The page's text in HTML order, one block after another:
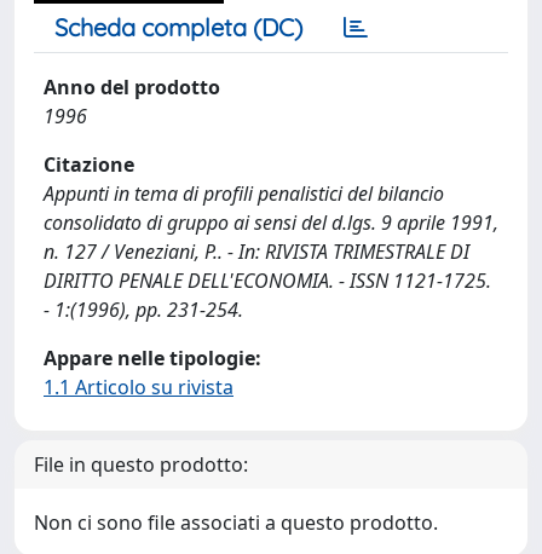
Scheda completa (DC)
Anno del prodotto
1996
Citazione
Appunti in tema di profili penalistici del bilancio
consolidato di gruppo ai sensi del d.lgs. 9 aprile 1991,
n. 127 / Veneziani, P.. - In: RIVISTA TRIMESTRALE DI
DIRITTO PENALE DELL'ECONOMIA. - ISSN 1121-1725.
- 1:(1996), pp. 231-254.
Appare nelle tipologie:
1.1 Articolo su rivista
File in questo prodotto:
Non ci sono file associati a questo prodotto.